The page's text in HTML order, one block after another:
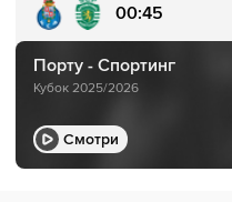
00:45
Порту - Спортинг
Кубок 2025/2026
Смотри